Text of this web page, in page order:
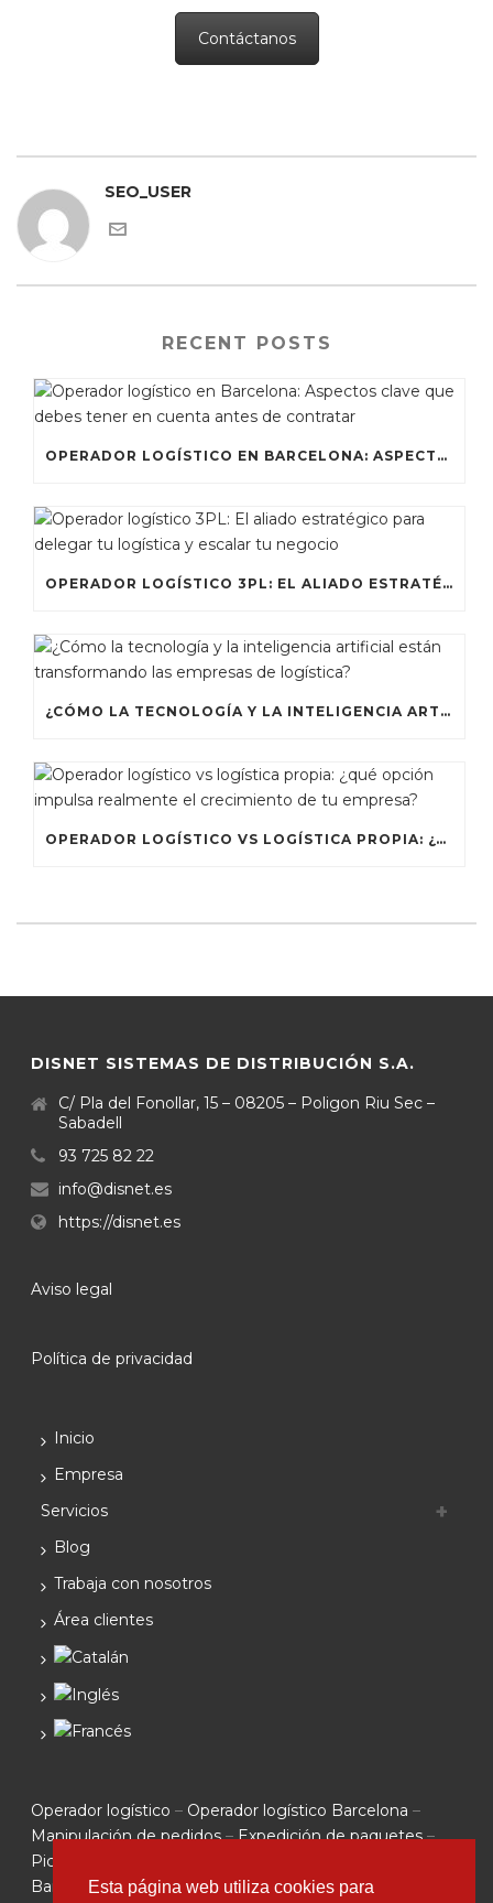
Contáctanos
SEO_USER
RECENT POSTS
OPERADOR LOGÍSTICO EN BARCELONA: ASPECTOS CLAVE QUE DEBES TENER EN CUENTA ANTES DE CONTRATAR
OPERADOR LOGÍSTICO 3PL: EL ALIADO ESTRATÉGICO PARA DELEGAR TU LOGÍSTICA Y ESCALAR TU NEGOCIO
¿CÓMO LA TECNOLOGÍA Y LA INTELIGENCIA ARTIFICIAL ESTÁN TRANSFORMANDO LAS EMPRESAS DE LOGÍSTICA?
OPERADOR LOGÍSTICO VS LOGÍSTICA PROPIA: ¿QUÉ OPCIÓN IMPULSA REALMENTE EL CRECIMIENTO DE TU EMPRESA?
DISNET SISTEMAS DE DISTRIBUCIÓN S.A.
C/ Pla del Fonollar, 15 – 08205 – Poligon Riu Sec –
Sabadell
93 725 82 22
info@disnet.es
https://disnet.es
Aviso legal
Política de privacidad
Inicio
Empresa
Servicios
Blog
Trabaja con nosotros
Área clientes
Operador logístico – Operador logístico Barcelona –
Manipulación de pedidos–Expedición de paquetes–
Picking Barcelona
Barcelona– Depósito materiales Barcelona –
Esta página web utiliza cookies para